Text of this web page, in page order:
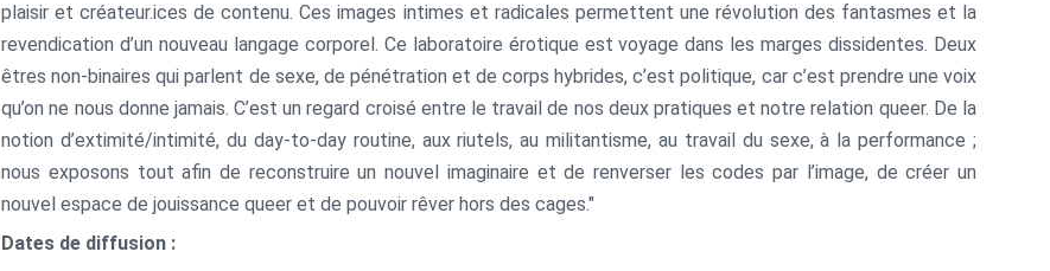
plaisir et créateur.ices de contenu. Ces images intimes et radicales permettent une révolution des fantasmes et la
revendication d’un nouveau langage corporel. Ce laboratoire érotique est voyage dans les marges dissidentes. Deux
êtres non-binaires qui parlent de sexe, de pénétration et de corps hybrides, c’est politique, car c’est prendre une voix
qu’on ne nous donne jamais. C’est un regard croisé entre le travail de nos deux pratiques et notre relation queer. De la
notion d’extimité/intimité, du day-to-day routine, aux riutels, au militantisme, au travail du sexe, à la performance ;
nous exposons tout afin de reconstruire un nouvel imaginaire et de renverser les codes par l’image, de créer un
nouvel espace de jouissance queer et de pouvoir rêver hors des cages."
Dates de diffusion :